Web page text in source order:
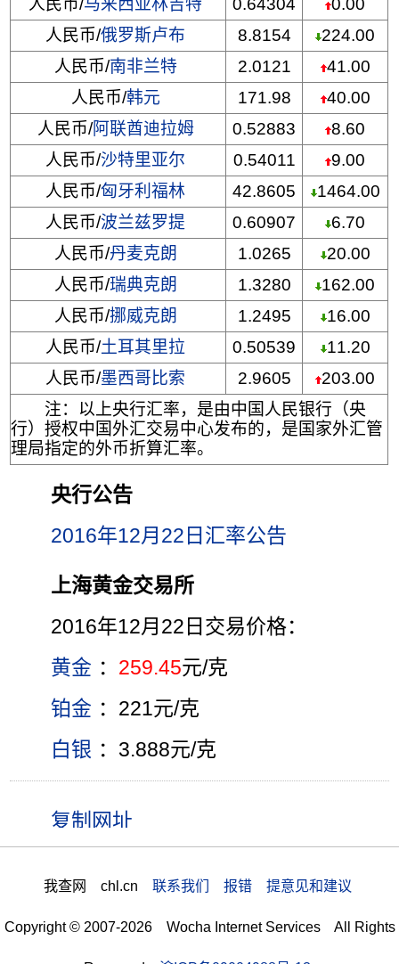
人民币/马来西亚林吉特 0.64304
0.00
人民币/俄罗斯卢布 8.8154
224.00
人民币/南非兰特 2.0121
41.00
人民币/韩元 171.98
40.00
人民币/阿联酋迪拉姆 0.52883
8.60
人民币/沙特里亚尔 0.54011
9.00
人民币/匈牙利福林 42.8605
1464.00
人民币/波兰兹罗提 0.60907
6.70
人民币/丹麦克朗 1.0265
20.00
人民币/瑞典克朗 1.3280
162.00
人民币/挪威克朗 1.2495
16.00
人民币/土耳其里拉 0.50539
11.20
人民币/墨西哥比索 2.9605
203.00
注：以上央行汇率，是由中国人民银行（央
行）授权中国外汇交易中心发布的，是国家外汇管
理局指定的外币折算汇率。
央行公告
2016年12月22日汇率公告
上海黄金交易所
2016年12月22日交易价格：
黄金 ： 259.45元/克
铂金 ：221元/克
白银 ：3.888元/克
我查网 chl.cn 联系我们 报错 提意见和建议
Copyright © 2007-2026 Wocha Internet Services All Rights